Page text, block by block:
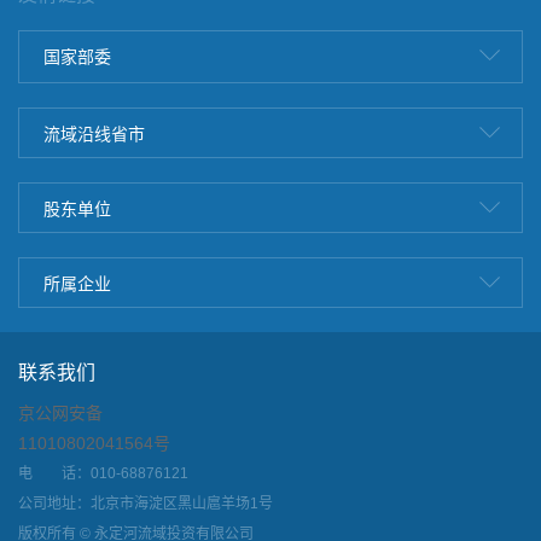
国家部委
流域沿线省市
股东单位
所属企业
联系我们
京公网安备
11010802041564号
电 话：010-68876121
公司地址：北京市海淀区黑山扈羊场1号
版权所有 © 永定河流域投资有限公司